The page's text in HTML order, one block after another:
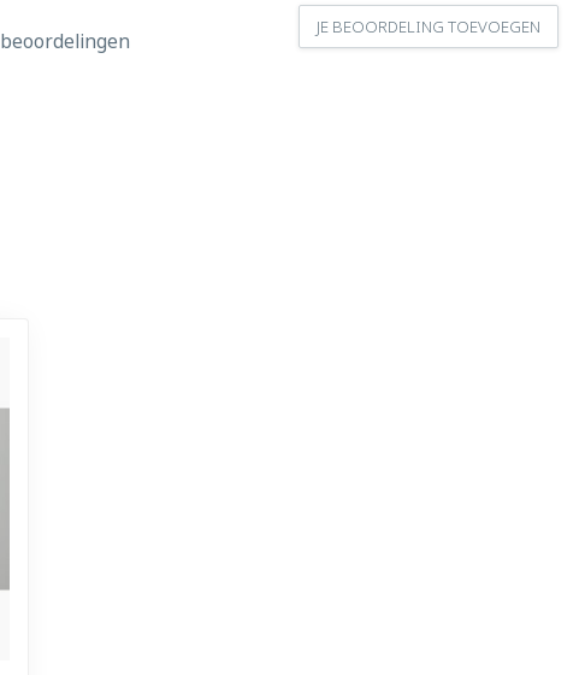
beoordelingen
JE BEOORDELING TOEVOEGEN